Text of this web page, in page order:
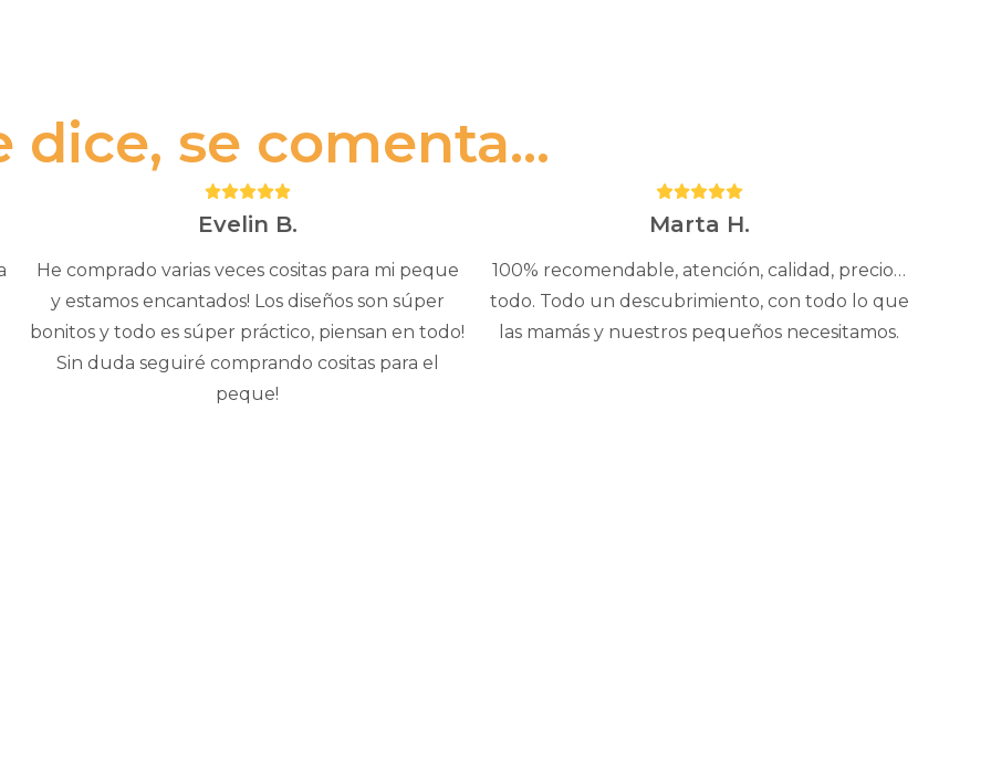
dice, se comenta...
Puntuación:
5
Evelin B.
He comprado varias veces cositas para mi peque
y estamos encantados! Los diseños son súper
bonitos y todo es súper práctico, piensan en todo!
Sin duda seguiré comprando cositas para el
peque!
Puntuación:
5
Marta H.
100% recomendable, atención, calidad, precio…
todo. Todo un descubrimiento, con todo lo que
las mamás y nuestros pequeños necesitamos.